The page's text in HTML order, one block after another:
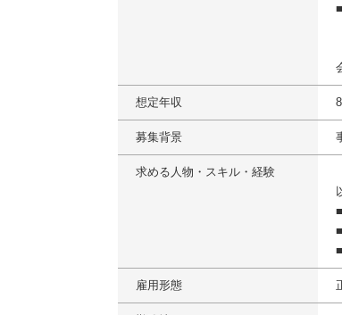
想定年収
募集背景
求める人物・スキル・経験
雇用形態